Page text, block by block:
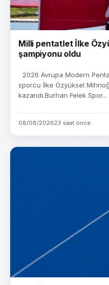
Milli pentatlet İlke
şampiyonu oldu
2026 Avrupa Modern
sporcu İlke Özyüksel
kazandı.Burhan Felek Spor...
08/08/202623 saat önce